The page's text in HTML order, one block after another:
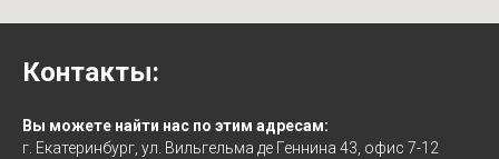
Контакты:
Вы можете найти нас по этим адресам:
г. Екатеринбург, ул. Вильгельма де Геннина 43, офис 7-12